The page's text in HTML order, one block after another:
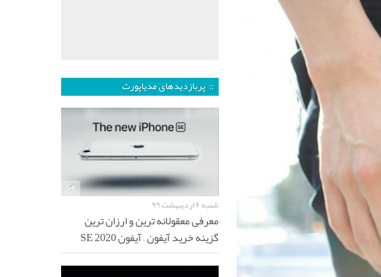
:: پربازدیدهای مدیاپورت
شنبه ۶ اردیبهشت ۹۹
معرفی معقولانه ترین و ارزان ترین
گزینه خرید آیفون – آیفون SE 2020